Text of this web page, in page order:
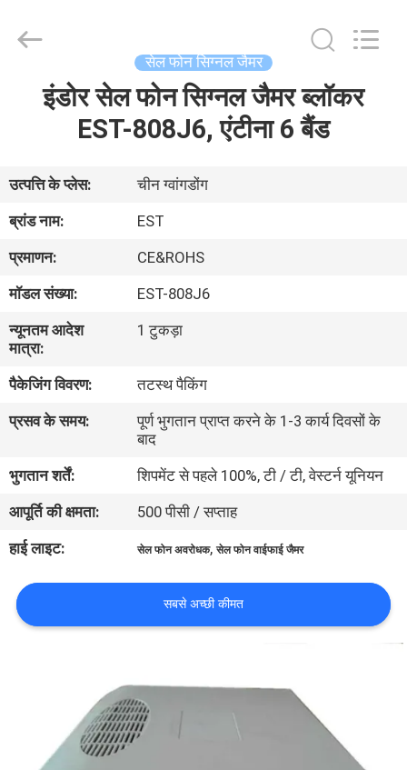
वीडियो
हमारे
बारे
में
कारखाना
भ्रमण
गुणवत्ता
नियंत्रण
संपर्क
करें
ELECTRONICS(HK)
CO.,LTD.
सेल फोन सिग्नल जैमर
इंडोर सेल फोन सिग्नल जैमर ब्लॉकर
EST-808J6, एंटीना 6 बैंड
उत्पत्ति के प्लेस:
चीन ग्वांगडोंग
ब्रांड नाम:
EST
प्रमाणन:
CE&ROHS
मॉडल संख्या:
EST-808J6
न्यूनतम आदेश
मात्रा:
1 टुकड़ा
पैकेजिंग विवरण:
तटस्थ पैकिंग
प्रसव के समय:
पूर्ण भुगतान प्राप्त करने के 1-3 कार्य दिवसों के
बाद
भुगतान शर्तें:
शिपमेंट से पहले 100%, टी / टी, वेस्टर्न यूनियन
आपूर्ति की क्षमता:
500 पीसी / सप्ताह
हाई लाइट:
सेल फोन अवरोधक,सेल फोन वाईफाई जैमर
सबसे अच्छी कीमत